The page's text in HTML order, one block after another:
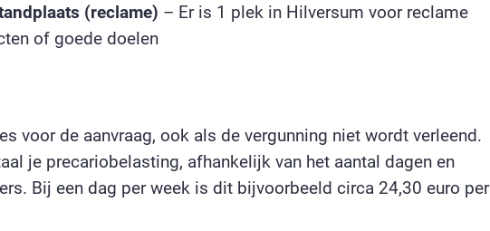
(reclame) – Er is 1 plek in Hilversum voor reclame
of goede doelen
voor de aanvraag, ook als de vergunning niet wordt verleend.
je precariobelasting, afhankelijk van het aantal dagen en
Bij een dag per week is dit bijvoorbeeld circa 24,30 euro per